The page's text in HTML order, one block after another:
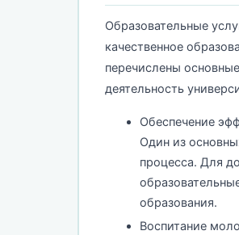
Образовательные
качественное
перечислены
деятельность
Обеспечение
Один из
процесса. Для
образования.
Воспитание